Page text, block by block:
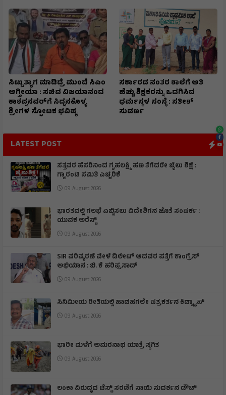
ಸಿಟ್ಟು ತ್ಯಾಗ ಮಾಡಿದ್ರೆ ಮುಂದೆ ಸಿಎಂ
ಆಗ್ತೀಯಾ : ಸಚಿವ ವಿಜಯಾನಂದ
ಕಾಶಪ್ಪನವರ್‌ಗೆ ಸಿದ್ದನಕೊಳ್ಳ
ಶ್ರೀಗಳ ಸ್ಫೋಟಕ ಭವಿಷ್ಯ
ಸರ್ಕಾರದ ನಂತರ ಶಾಲೆಗೆ ಅತಿ
ಹೆಚ್ಚು ಶಿಕ್ಷಕರನ್ನು ಒದಗಿಸಿದ
ಧರ್ಮಸ್ಥಳ ಸಂಸ್ಥೆ : ಸತೀಶ್
ಸುವರ್ಣ
LATEST POST
ಸತ್ತವರ ಹೆಸರಿನಿಂದ ಗೃಹಲಕ್ಷ್ಮಿ ಹಣ ತೆಗೆದರೇ ಜೈಲು ಶಿಕ್ಷೆ :
ಗ್ಯಾರಂಟಿ ಸಮಿತಿ ಎಚ್ಚರಿಕೆ
09 August 2026
ಭಾರತದಲ್ಲಿ ಗಲಭೆ ಎಬ್ಬಿಸಲು ವಿದೇಶಿಗನ ಜೊತೆ ಸಂಪರ್ಕ :
ಯುವಕ ಅರೆಸ್ಟ್
09 August 2026
SIR ಪರಿಷ್ಕರಣೆ ವೇಳೆ ಡಿಲೀಟ್ ಆದವರ ಪತ್ತೆಗೆ ಕಾಂಗ್ರೆಸ್
ಅಭಿಯಾನ : ಬಿ. ಕೆ ಹರಿಪ್ರಸಾದ್
09 August 2026
ಸಿನಿಮೀಯ ರೀತಿಯಲ್ಲಿ ಹಾಡಹಗಲೇ ಪತ್ರಕರ್ತನ ಕಿಡ್ನ್ಯಾಪ್
09 August 2026
ಭಾರೀ ಮಳೆಗೆ ಅಮರನಾಥ ಯಾತ್ರೆ ಸ್ಥಗಿತ
09 August 2026
ಲಂಕಾ ವಿರುದ್ಧದ ಟೆಸ್ಟ್ ಸರಣಿಗೆ ಸಾಯಿ ಸುದರ್ಶನ ಡೌಟ್